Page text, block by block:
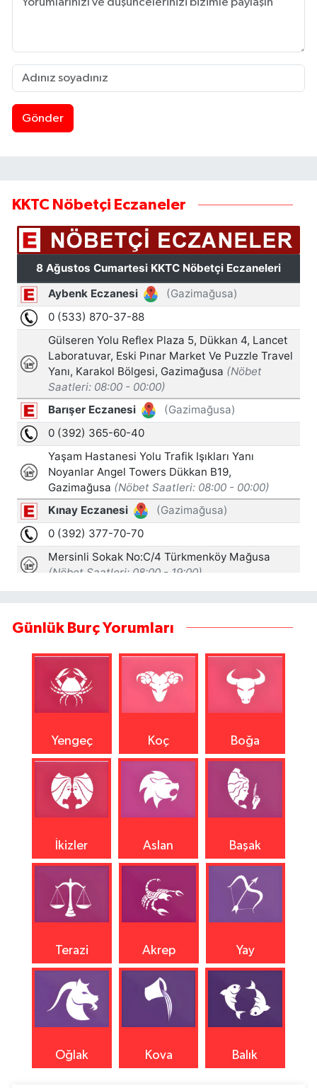
Gönder
KKTC Nöbetçi Eczaneler
Günlük Burç Yorumları
Yengeç Koç Boğa
İkizler Aslan Başak
Terazi Akrep Yay
Oğlak Kova Balık